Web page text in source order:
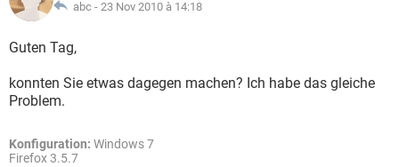
FACEBOOK
WINDOWS 10
WHATSAPP
ANDROID
WINDOWS 10
WHATSAPP TIKTOK
LEXIKON
SPIELE
WINDOWS 10
FACEBOOK
abc - 23 Nov 2010 à 14:18
Guten Tag,
konnten Sie etwas dagegen machen? Ich habe das gleiche
Problem.
Konfiguration: Windows 7
Firefox 3.5.7